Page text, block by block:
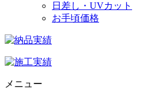
日差し・UVカット
お手頃価格
メニュー